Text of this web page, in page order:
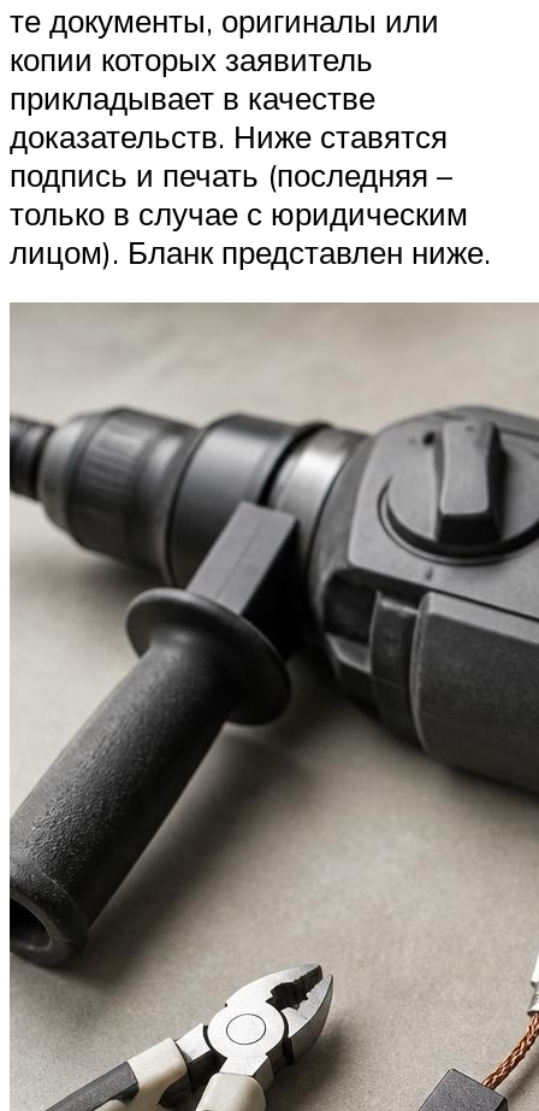
те документы, оригиналы или
копии которых заявитель
прикладывает в качестве
доказательств. Ниже ставятся
подпись и печать (последняя –
только в случае с юридическим
лицом). Бланк представлен ниже.